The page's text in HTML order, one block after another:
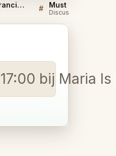
Son and Garden San Francisco FAQ # Discussie
bij Maria